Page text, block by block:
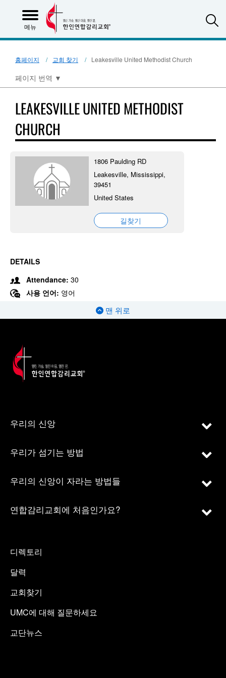
메뉴
홈페이지 교회 찾기 Leakesville United Methodist Church
페이지 번역 ▼
LEAKESVILLE UNITED METHODIST
CHURCH
1806 Paulding RD
Leakesville, Mississippi,
39451
United States
길찾기
DETAILS
Attendance: 30
사용 언어: 영어
맨 위로
우리의 신앙
우리가 섬기는 방법
우리의 신앙이 자라는 방법들
연합감리교회에 처음인가요?
디렉토리
달력
교회찾기
UMC에 대해 질문하세요
교단뉴스